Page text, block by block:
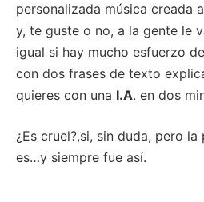
personalizada música creada
y, te guste o no, a la gente le
igual si hay mucho esfuerzo
con dos frases de texto
quieres con una I.A. en dos
¿Es cruel?,si, sin duda, pero
es…y siempre fue así.